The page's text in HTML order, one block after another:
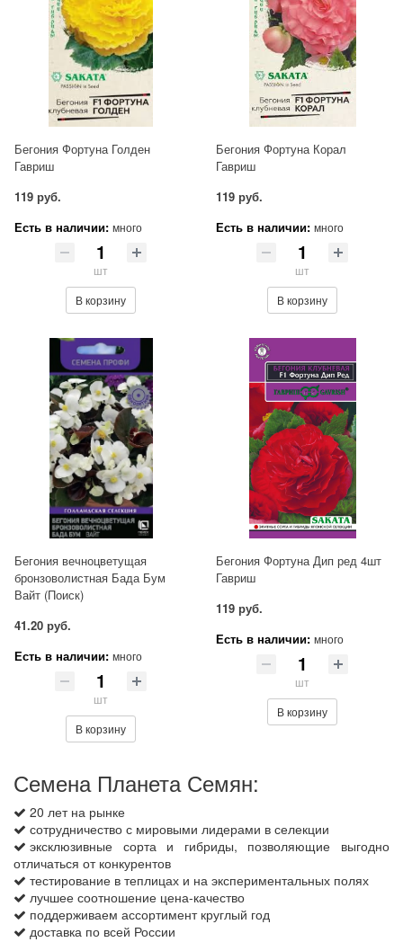
Бегония Фортуна Голден
Гавриш
119 руб.
Есть в наличии: много
шт
В корзину
Бегония Фортуна Корал
Гавриш
119 руб.
Есть в наличии: много
шт
В корзину
Бегония вечноцветущая
бронзоволистная Бада Бум
Вайт (Поиск)
41.20 руб.
Есть в наличии: много
шт
В корзину
Бегония Фортуна Дип ред 4шт
Гавриш
119 руб.
Есть в наличии: много
шт
В корзину
Семена Планета Семян:
20 лет на рынке
сотрудничество с мировыми лидерами в селекции
эксклюзивные сорта и гибриды, позволяющие выгодно
отличаться от конкурентов
тестирование в теплицах и на экспериментальных полях
лучшее соотношение цена-качество
поддерживаем ассортимент круглый год
доставка по всей России